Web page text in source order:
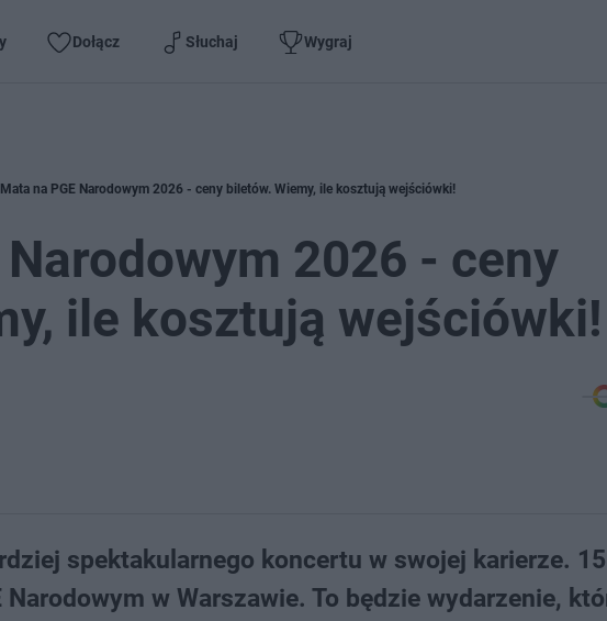
Dołącz Słuchaj Wygraj
Mata na PGE Narodowym 2026 - ceny biletów. Wiemy, ile kosztują wejściówki!
Narodowym 2026 - ceny
ile kosztują wejściówki!
spektakularnego koncertu w swojej karierze.
w Warszawie. To będzie wydarzenie,